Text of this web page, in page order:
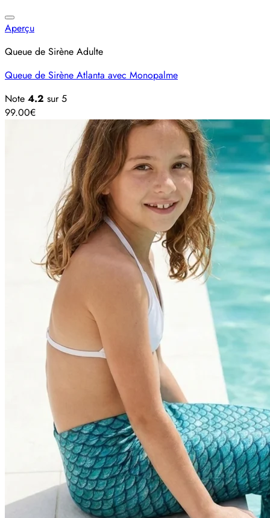
Aperçu
Queue de Sirène Adulte
Queue de Sirène Atlanta avec Monopalme
Note 4.2 sur 5
99.00€